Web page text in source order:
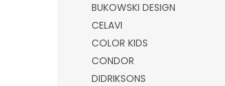
BUKOWSKI DESIGN
CELAVI
COLOR KIDS
CONDOR
DIDRIKSONS